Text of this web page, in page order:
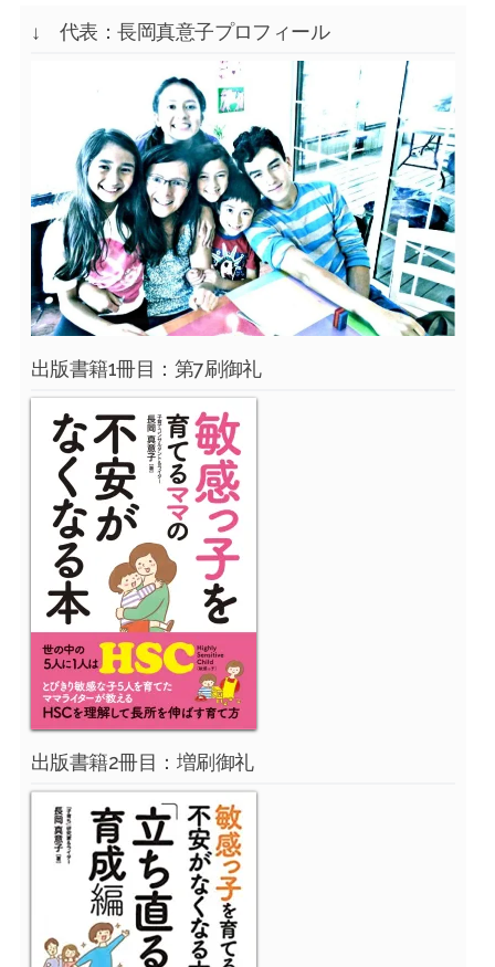
↓ 代表：長岡真意子プロフィール
出版書籍1冊目：第7刷御礼
出版書籍2冊目：増刷御礼